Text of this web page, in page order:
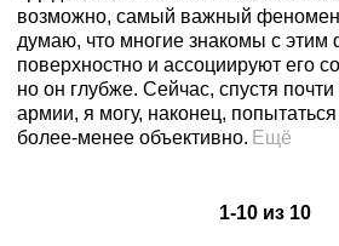
возможно, самый важный
думаю, что многие знакомы с
поверхностно и ассоциируют его
но он глубже. Сейчас, спустя
армии, я могу, наконец,
более-менее объективно. Ещё
1-10 из 10